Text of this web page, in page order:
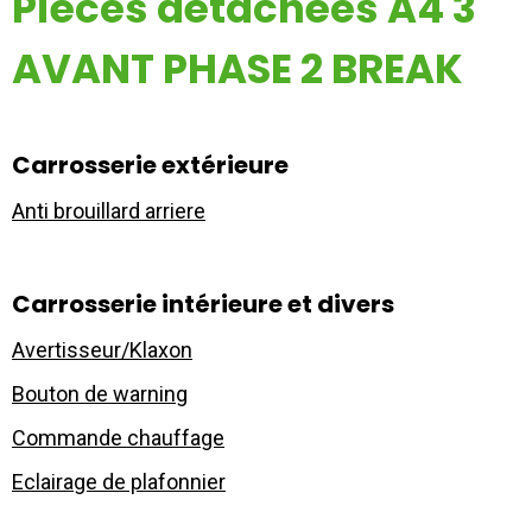
01 60 48 23 09
AVANT PHASE 2 BREAK
Carrosserie extérieure
Anti brouillard arriere
Carrosserie intérieure et divers
Avertisseur/Klaxon
Bouton de warning
Commande chauffage
Eclairage de plafonnier